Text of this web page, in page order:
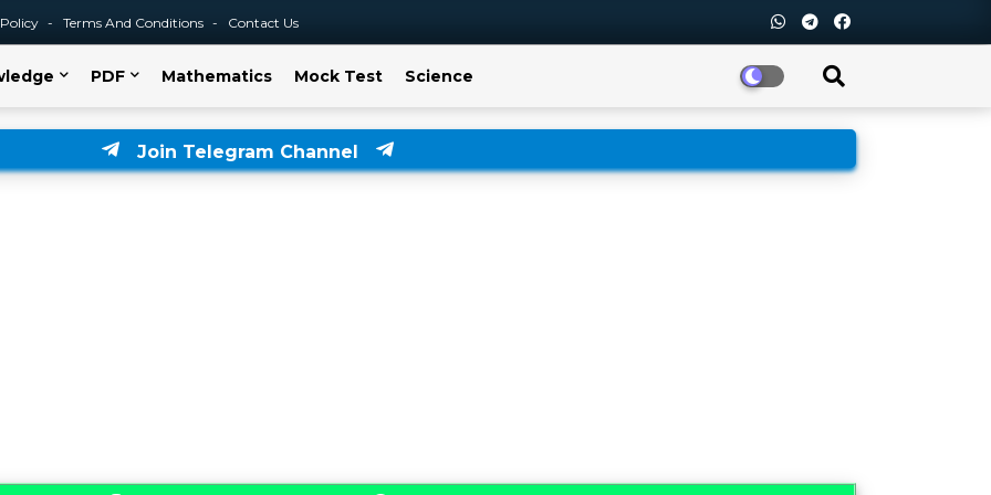
Terms And Conditions Contact Us
PDF Mathematics Mock Test Science
Join Telegram Channel